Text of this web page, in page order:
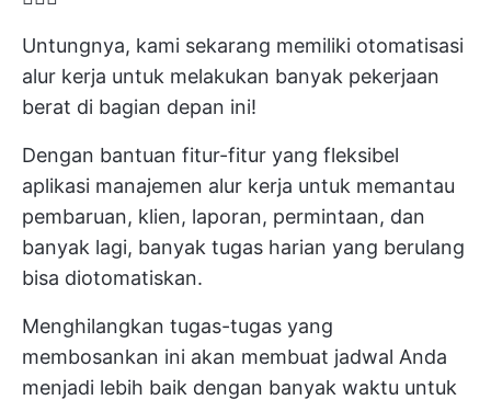
Untungnya, kami sekarang memiliki otomatisasi
alur kerja untuk melakukan banyak pekerjaan
berat di bagian depan ini!
Dengan bantuan fitur-fitur yang fleksibel
aplikasi manajemen alur kerja untuk memantau
pembaruan, klien, laporan, permintaan, dan
banyak lagi, banyak tugas harian yang berulang
bisa diotomatiskan.
Menghilangkan tugas-tugas yang
membosankan ini akan membuat jadwal Anda
menjadi lebih baik dengan banyak waktu untuk